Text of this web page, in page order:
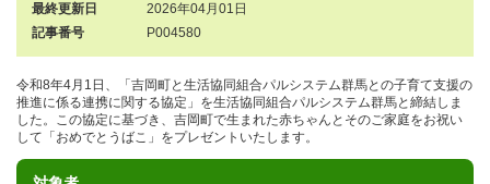
す。
最終更新日
2026年04月01日
記事番号
P004580
令和8年4月1日、「吉岡町と生活協同組合パルシステム群馬との子育て支援の
推進に係る連携に関する協定」を生活協同組合パルシステム群馬と締結しま
した。この協定に基づき、吉岡町で生まれた赤ちゃんとそのご家庭をお祝い
して「おめでとうばこ」をプレゼントいたします。